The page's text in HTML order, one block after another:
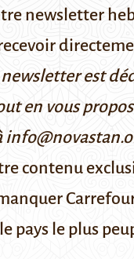
newsletter
est
en vous
contenu
pays le plus